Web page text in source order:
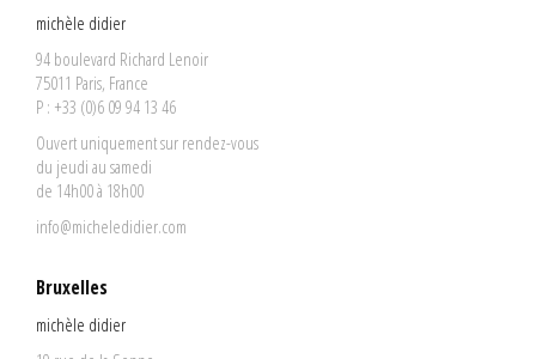
michèle didier
94 boulevard Richard Lenoir
75011 Paris, France
P : +33 (0)6 09 94 13 46
Ouvert uniquement sur rendez-vous
du jeudi au samedi
de 14h00 à 18h00
info@micheledidier.com
Bruxelles
michèle didier